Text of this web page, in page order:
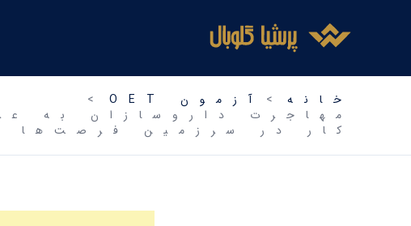
خانه
آزمون OET
کار در سرزمین فرصت‌ها